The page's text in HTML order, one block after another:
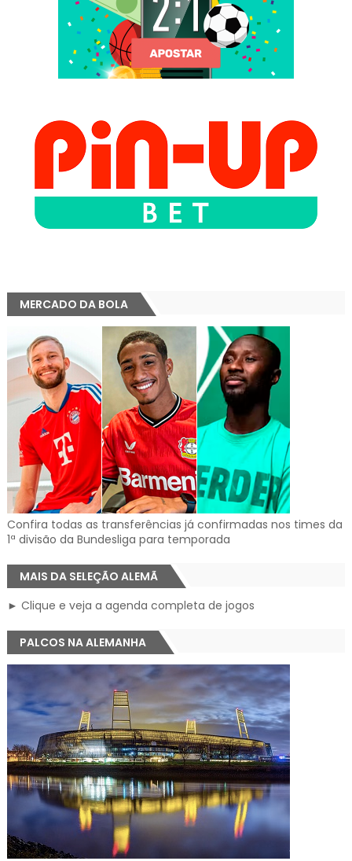
MERCADO DA BOLA
Confira todas as transferências já confirmadas nos times da
1ª divisão da Bundesliga para temporada
MAIS DA SELEÇÃO ALEMÃ
► Clique e veja a agenda completa de jogos
PALCOS NA ALEMANHA